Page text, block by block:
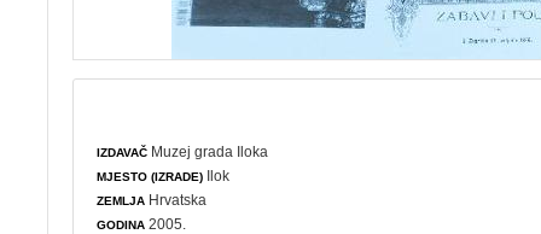
IZDAVAČ Muzej grada Iloka
MJESTO (IZRADE) Ilok
ZEMLJA Hrvatska
GODINA 2005.